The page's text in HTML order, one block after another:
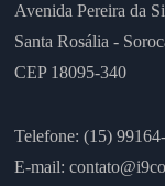
Avenida Pereira da
Santa Rosália -
CEP 18095-340
Telefone: (15)
E-mail: